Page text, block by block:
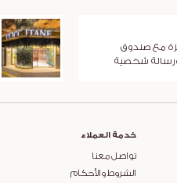
مع صندوق
ورسالة شخصية
خدمة العملاء
تواصل معنا
الشروط والأحكام